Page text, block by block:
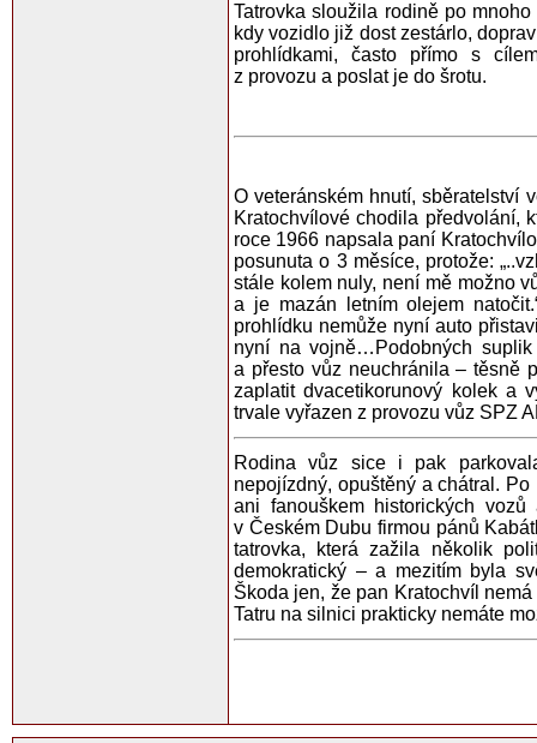
Tatrovka sloužila rodině po
kdy vozidlo již dost zestárlo,
prohlídkami, často přímo s
z provozu a poslat je do šrotu.
O veteránském hnutí, sběratelství
Kratochvílové chodila předvolání,
roce 1966 napsala paní
posunuta o 3 měsíce, protože:
stále kolem nuly, není mě možno
a je mazán letním olejem
prohlídku nemůže nyní auto
nyní na vojně…Podobných
a přesto vůz neuchránila – těsně
zaplatit dvacetikorunový kolek a
trvale vyřazen z provozu vůz SPZ
Rodina vůz sice i pak
nepojízdný, opuštěný a chátral.
ani fanouškem historických
v Českém Dubu firmou pánů
tatrovka, která zažila několik
demokratický – a mezitím byla
Škoda jen, že pan Kratochvíl
Tatru na silnici prakticky nemáte